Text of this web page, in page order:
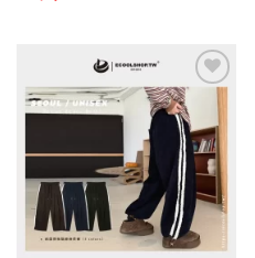
Add to
wishlist